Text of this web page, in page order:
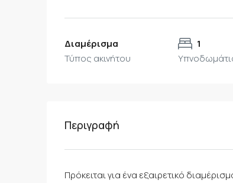
Διαμέρισμα
Τύπος ακινήτου
1
Περιγραφή
Πρόκειται για ένα εξαιρετικό